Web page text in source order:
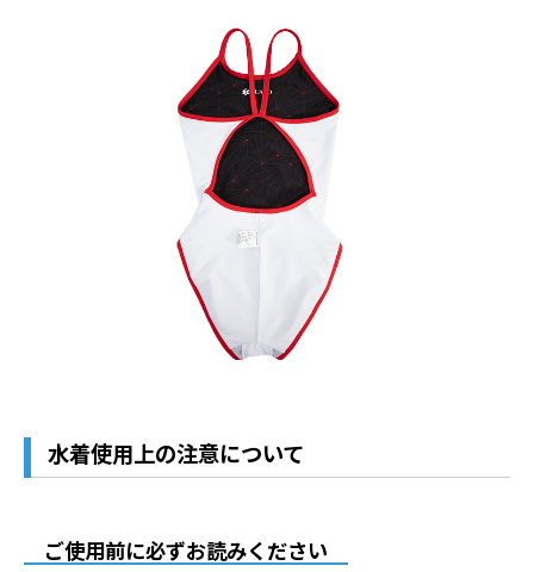
水着使用上の注意について
ご使用前に必ずお読みください